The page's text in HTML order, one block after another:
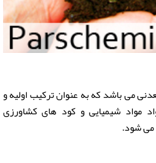
می باشد که به عنوان ترکیب اولیه و
مواد شیمیایی و کود های کشاورزی
می شود.